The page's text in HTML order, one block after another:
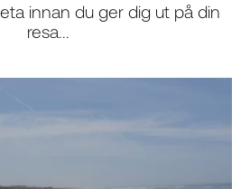
innan du ger dig ut på din
resa...